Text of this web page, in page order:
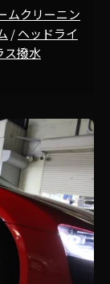
ムクリーニン
/ヘッドライ
ス撥水